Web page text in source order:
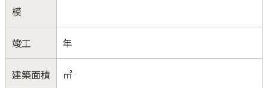
模
竣工 年
建築面積 ㎡